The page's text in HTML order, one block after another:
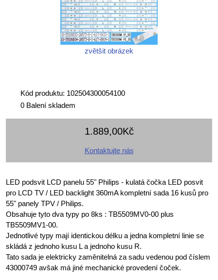
zvětšit obrázek
Kód produktu: 102504300054100
0 Balení skladem
1.889,00Kč
Kontaktujte nás
LED podsvit LCD panelu 55" Philips - kulatá čočka LED posvit
pro LCD TV / LED backlight 360mA kompletní sada 16 kusů pro
55" panely TPV / Philips.
Obsahuje tyto dva typy po 8ks : TB5509MV0-00 plus
TB5509MV1-00.
Jednotlivé typy mají identickou délku a jedna kompletní linie se
skládá z jednoho kusu L a jednoho kusu R.
Tato sada je elektricky zaměnitelná za sadu vedenou pod číslem
43000749 avšak má jiné mechanické provedení čoček.